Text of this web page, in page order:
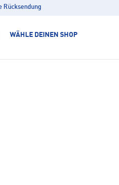
Rücksendung
WÄHLE DEINEN SHOP